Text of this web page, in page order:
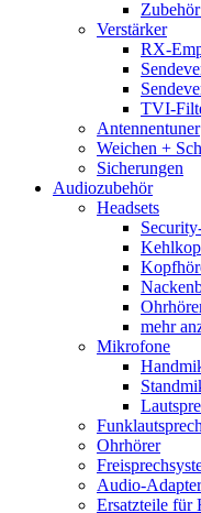
Verstärker
RX-
TVI-
Antennentuner
Weichen +
Sicherungen
Audiozubehör
Headsets
mehr
Mikrofone
Ohrhörer
Audio-Adapter
Ersatzteile für